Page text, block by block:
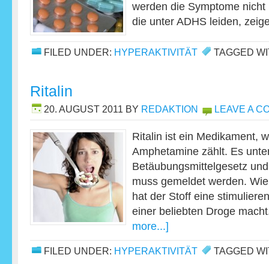
werden die Symptome
die unter ADHS leiden,
FILED UNDER: HYPERAKTIVITÄT TAGGED
Ritalin
20. AUGUST 2011 BY REDAKTION LEAVE A
Ritalin ist ein Medikament,
Amphetamine zählt. Es
Betäubungsmittelgesetz
muss gemeldet werden.
hat der Stoff eine
einer beliebten Droge
more...]
FILED UNDER: HYPERAKTIVITÄT TAGGED